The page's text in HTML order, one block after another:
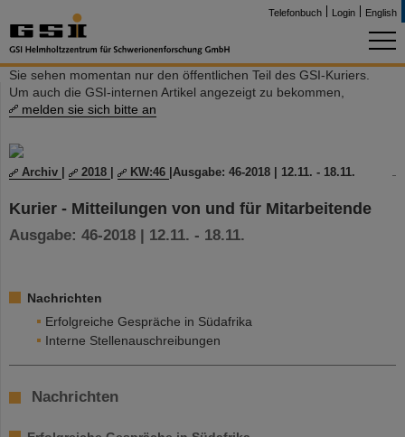
Telefonbuch Login English
Sie sehen momentan nur den öffentlichen Teil des GSI-Kuriers.
Um auch die GSI-internen Artikel angezeigt zu bekommen,
melden sie sich bitte an
Archiv 2018 KW:46 Ausgabe: 46-2018 | 12.11. - 18.11.
Kurier - Mitteilungen von und für Mitarbeitende
Ausgabe: 46-2018 | 12.11. - 18.11.
Nachrichten
Erfolgreiche Gespräche in Südafrika
Interne Stellenauschreibungen
Nachrichten